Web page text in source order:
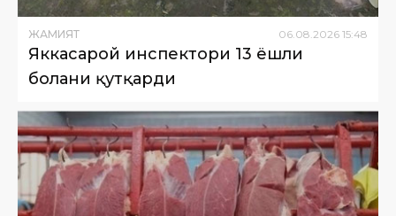
ЖАМИЯТ 06 08 2026 15:48
Яккасарой инспектори 13 ёшли
болани қутқарди